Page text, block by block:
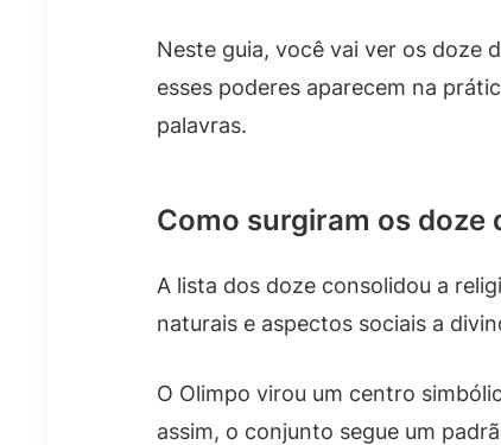
Neste guia, você vai ver os doze
esses poderes aparecem na
palavras.
Como surgiram os doze
A lista dos doze consolidou a
naturais e aspectos sociais a
O Olimpo virou um centro
assim, o conjunto segue um